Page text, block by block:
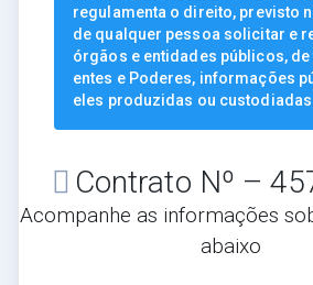
regulamenta o direito, previsto
de qualquer pessoa solicitar e
órgãos e entidades públicos,
entes e Poderes, informações
eles produzidas ou
Contrato Nº –
Acompanhe as informações
abaixo